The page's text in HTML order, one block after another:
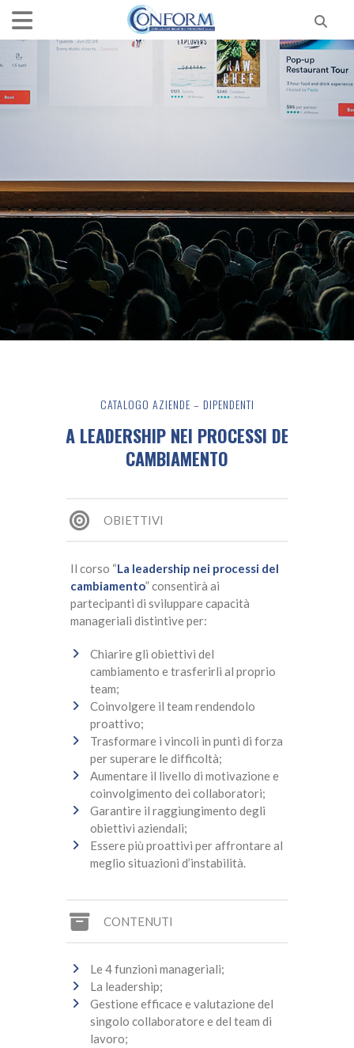
CATALOGO AZIENDE – DIPENDENTI
LA LEADERSHIP NEI PROCESSI DEL
CAMBIAMENTO
OBIETTIVI
Il corso “La leadership nei processi del
cambiamento” consentirà ai
partecipanti di sviluppare capacità
manageriali distintive per:
Chiarire gli obiettivi del
cambiamento e trasferirli al proprio
team;
Coinvolgere il team rendendolo
proattivo;
Trasformare i vincoli in punti di forza
per superare le difficoltà;
Aumentare il livello di motivazione e
coinvolgimento dei collaboratori;
Garantire il raggiungimento degli
obiettivi aziendali;
Essere più proattivi per affrontare al
meglio situazioni d’instabilità.
CONTENUTI
Le 4 funzioni manageriali;
La leadership;
Gestione efficace e valutazione del
singolo collaboratore e del team di
lavoro;